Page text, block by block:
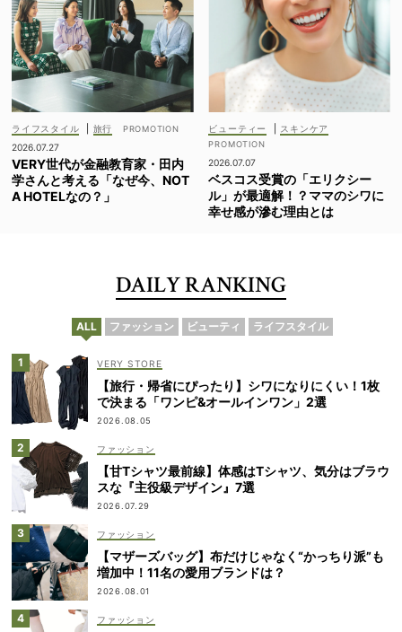
ライフスタイル
旅行
2026.07.27
VERY世代が金融教育家・田内
学さんと考える「なぜ今、NOT
A HOTELなの？」
ビューティー スキンケア
2026.07.07
ベスコス受賞の「エリクシー
ル」が最適解！？ママのシワに
幸せ感が滲む理由とは
DAILY RANKING
ALL ファッション ビューティ ライフスタイル
VERY STORE
【旅行・帰省にぴったり】シワになりにくい！1枚
で決まる「ワンピ&オールインワン」2選
2026.08.05
ファッション
【甘Tシャツ最前線】体感はTシャツ、気分はブラウ
スな『主役級デザイン』7選
2026.07.29
ファッション
【マザーズバッグ】布だけじゃなく“かっちり派”も
増加中！11名の愛用ブランドは？
2026.08.01
ファッション